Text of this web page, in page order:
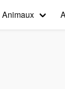
Animaux